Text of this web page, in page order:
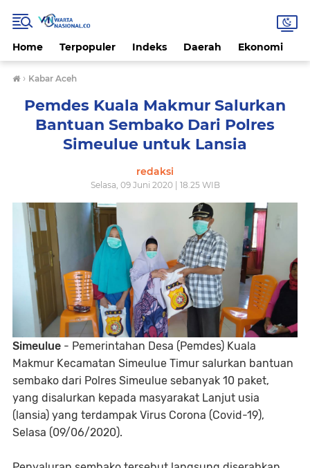
Home Terpopuler Indeks Daerah Ekonomi
› Kabar Aceh
Pemdes Kuala Makmur Salurkan
Bantuan Sembako Dari Polres
Simeulue untuk Lansia
redaksi
Selasa, 09 Juni 2020 | 18.25 WIB
Simeulue - Pemerintahan Desa (Pemdes) Kuala
Makmur Kecamatan Simeulue Timur salurkan bantuan
sembako dari Polres Simeulue sebanyak 10 paket,
yang disalurkan kepada masyarakat Lanjut usia
(lansia) yang terdampak Virus Corona (Covid-19),
Selasa (09/06/2020).